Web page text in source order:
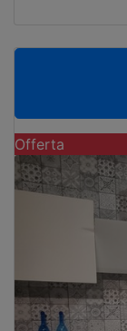
Offerta